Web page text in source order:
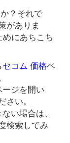
？それで
がありま
にあちこち
セコム 価格ペ
ジを開い
い。
い場合は、
検索してみ